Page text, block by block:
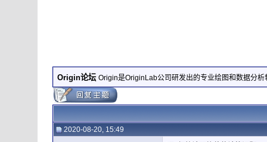
Origin论坛 Origin是OriginLab公司研发出的专业绘图和数据分析
2020-08-20, 15:49